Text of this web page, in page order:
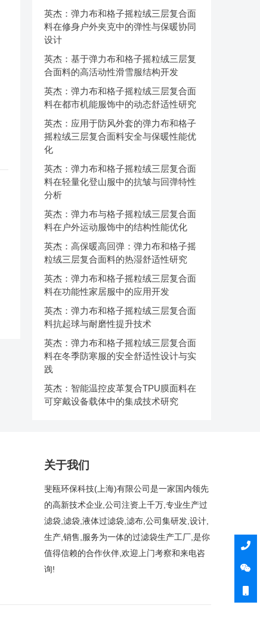
英杰：弹力布和格子摇粒绒三层复合面
料在修身户外夹克中的弹性与保暖协同
设计
英杰：基于弹力布和格子摇粒绒三层复
合面料的高活动性滑雪服结构开发
英杰：弹力布和格子摇粒绒三层复合面
料在都市机能服饰中的动态舒适性研究
英杰：应用于防风外套的弹力布和格子
摇粒绒三层复合面料安全与保暖性能优
化
英杰：弹力布和格子摇粒绒三层复合面
料在轻量化登山服中的抗皱与回弹特性
分析
英杰：弹力布与格子摇粒绒三层复合面
料在户外运动服饰中的结构性能优化
英杰：高保暖高回弹：弹力布和格子摇
粒绒三层复合面料的热湿舒适性研究
英杰：弹力布和格子摇粒绒三层复合面
料在功能性家居服中的应用开发
英杰：弹力布和格子摇粒绒三层复合面
料抗起球与耐磨性提升技术
英杰：弹力布和格子摇粒绒三层复合面
料在冬季防寒服的安全舒适性设计与实
践
英杰：智能温控皮革复合TPU膜面料在
可穿戴设备载体中的集成技术研究
关于我们
斐瓯环保科技(上海)有限公司是一家国内领先
的高新技术企业,公司注资上千万,专业生产过
滤袋,滤袋,液体过滤袋,滤布,公司集研发,设计,
生产,销售,服务为一体的过滤袋生产工厂,是你
值得信赖的合作伙伴,欢迎上门考察和来电咨
询!